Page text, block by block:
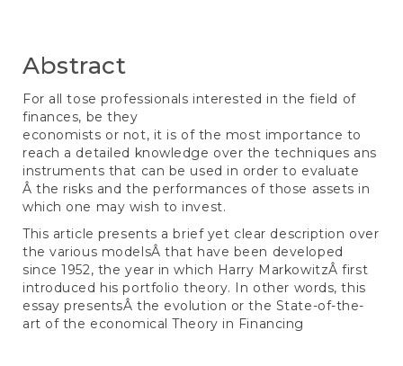
Abstract
For all tose professionals interested in the field of
finances, be they
economists or not, it is of the most importance to
reach a detailed knowledge over the techniques ans
instruments that can be used in order to evaluate
Â the risks and the performances of those assets in
which one may wish to invest.
This article presents a brief yet clear description over
the various modelsÂ that have been developed
since 1952, the year in which Harry MarkowitzÂ first
introduced his portfolio theory. In other words, this
essay presentsÂ the evolution or the State-of-the-
art of the economical Theory in Financing